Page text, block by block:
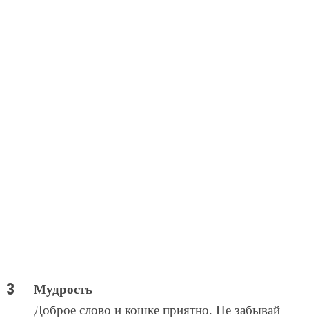
Мудрость
Доброе слово и кошке приятно. Не забывай